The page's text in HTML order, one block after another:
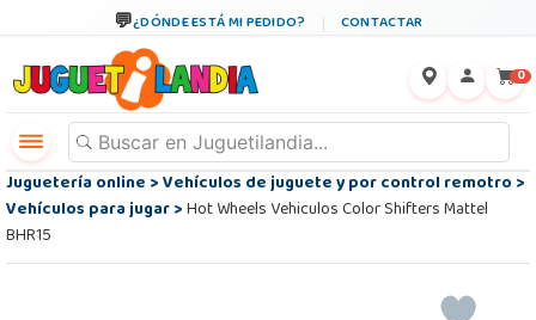
¿DÓNDE ESTÁ MI PEDIDO? CONTACTAR
0
Juguetería online>Vehículos de juguete y por control remotro>
Vehículos para jugar>Hot Wheels Vehiculos Color Shifters Mattel
BHR15